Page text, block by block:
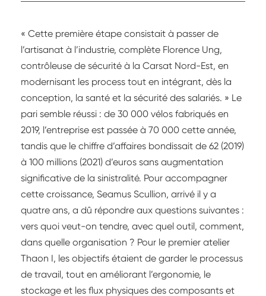
« Cette première étape consistait à passer de
l’artisanat à l’industrie, complète Florence Ung,
contrôleuse de sécurité à la Carsat Nord-Est, en
modernisant les process tout en intégrant, dès la
conception, la santé et la sécurité des salariés. » Le
pari semble réussi : de 30 000 vélos fabriqués en
2019, l’entreprise est passée à 70 000 cette année,
tandis que le chiffre d’affaires bondissait de 62 (2019)
à 100 millions (2021) d’euros sans augmentation
significative de la sinistralité. Pour accompagner
cette croissance, Seamus Scullion, arrivé il y a
quatre ans, a dû répondre aux questions suivantes :
vers quoi veut-on tendre, avec quel outil, comment,
dans quelle organisation ? Pour le premier atelier
Thaon I, les objectifs étaient de garder le processus
de travail, tout en améliorant l’ergonomie, le
stockage et les flux physiques des composants et